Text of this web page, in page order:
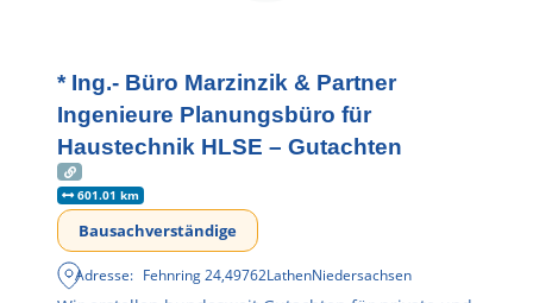
* Ing.- Büro Marzinzik & Partner
Ingenieure Planungsbüro für
Haustechnik HLSE – Gutachten
601.01 km
Bausachverständige
Adresse: Fehnring 24,49762LathenNiedersachsen